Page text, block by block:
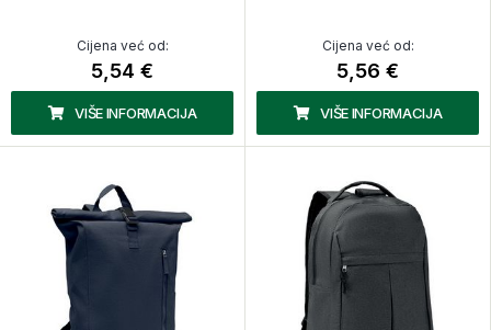
Cijena već od:
5,54 €
VIŠE INFORMACIJA
Cijena već od:
5,56 €
VIŠE INFORMACIJA